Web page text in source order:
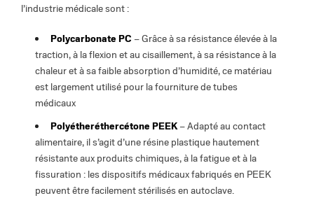
l’industrie médicale sont :
Polycarbonate PC – Grâce à sa résistance élevée à la
traction, à la flexion et au cisaillement, à sa résistance à la
chaleur et à sa faible absorption d’humidité, ce matériau
est largement utilisé pour la fourniture de tubes
médicaux
Polyétheréthercétone PEEK– Adapté au contact
alimentaire, il s’agit d’une résine plastique hautement
résistante aux produits chimiques, à la fatigue et à la
fissuration : les dispositifs médicaux fabriqués en PEEK
peuvent être facilement stérilisés en autoclave.